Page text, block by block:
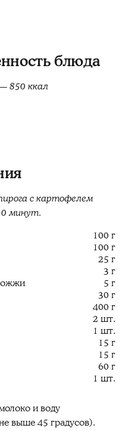
блюда
850 ккал
с картофелем
минут.
100 г
100 г
25 г
3 г
5 г
30 г
400 г
2 шт.
1 шт.
15 г
15 г
60 г
1 шт.
и воду
выше 45 градусов).